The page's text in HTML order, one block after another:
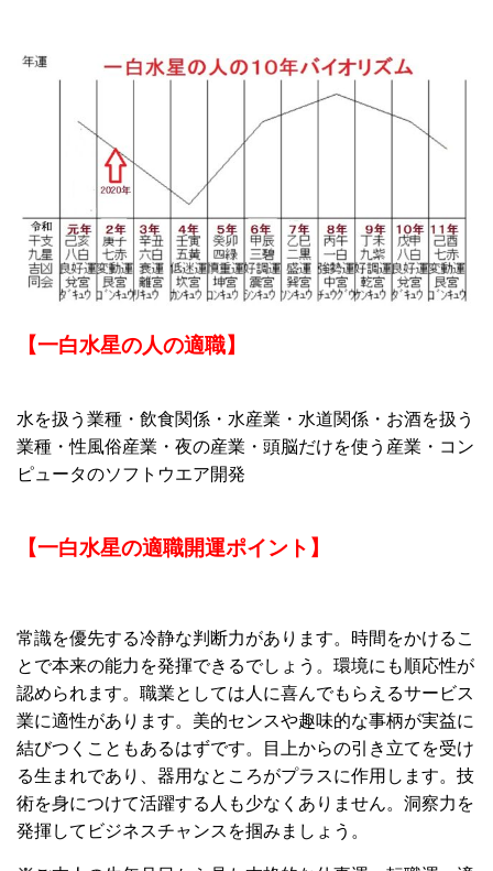
【一白水星の人の適職】
水を扱う業種・飲食関係・水産業・水道関係・お酒を扱う
業種・性風俗産業・夜の産業・頭脳だけを使う産業・コン
ピュータのソフトウエア開発
【一白水星の適職開運ポイント】
常識を優先する冷静な判断力があります。時間をかけるこ
とで本来の能力を発揮できるでしょう。環境にも順応性が
認められます。職業としては人に喜んでもらえるサービス
業に適性があります。美的センスや趣味的な事柄が実益に
結びつくこともあるはずです。目上からの引き立てを受け
る生まれであり、器用なところがプラスに作用します。技
術を身につけて活躍する人も少なくありません。洞察力を
発揮してビジネスチャンスを掴みましょう。